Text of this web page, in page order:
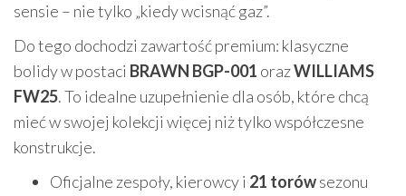
sensie – nie tylko „kiedy wcisnąć gaz”.
Do tego dochodzi zawartość premium: klasyczne
bolidy w postaci BRAWN BGP-001 orazWILLIAMS
FW25. To idealne uzupełnienie dla osób, które chcą
mieć w swojej kolekcji więcej niż tylko współczesne
konstrukcje.
Oficjalne zespoły, kierowcy i 21 torówsezonu